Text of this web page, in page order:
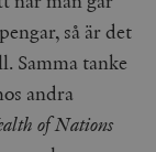
så är det
Samma tanke
andra
of Nations